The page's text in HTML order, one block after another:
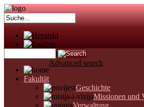
Fakultät
Geschichte
Missionen und
Verwaltung
Advanced search